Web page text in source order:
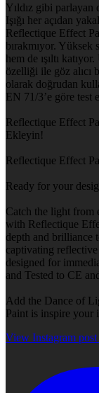
Yıldız gibi parlayan
Işığı her açıdan
Reflectique Effect
bırakmıyor. Yüksek
hem de ışıltı
özelliği ile göz alıcı
olarak doğrudan
EN 71/3’e göre test
Reflectique Effect
Ekleyin!
Reflectique Effect
Ready for your
Catch the light from
with Reflectique
depth and brilliance
captivating
designed for
and Tested to CE
Add the Dance of
Paint is inspire your
View Instagram